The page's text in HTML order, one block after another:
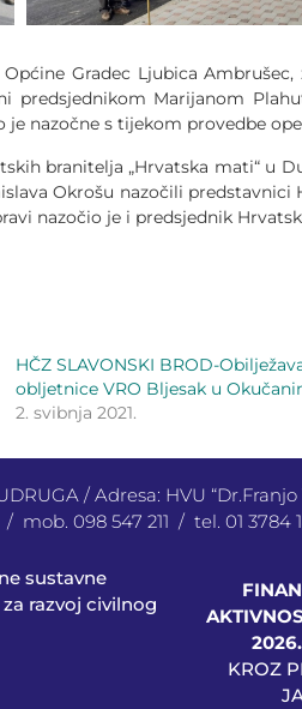
Gradec Ljubica
predsjednikom Marijanom
nazočne s tijekom provedbe
branitelja „Hrvatska mati“ u
Okrošu nazočili
nazočio je i predsjednik
HČZ SLAVONSKI BROD-
obljetnice VRO Bljesak u
2. svibnja 2021.
/ Adresa: HVU
/ mob. 098 547 211 / tel. 01 3784
sustavne
razvoj civilnog
KROZ